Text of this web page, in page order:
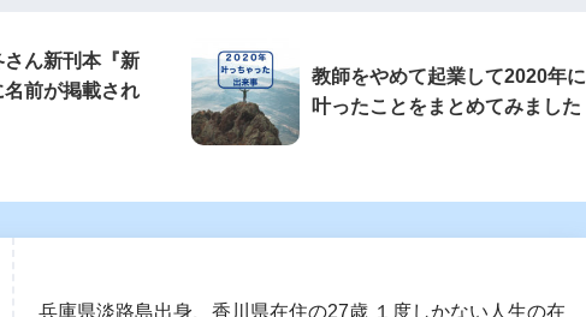
ん新刊本『新
名前が掲載され
教師をやめて起業して2020年に
叶ったことをまとめてみました
兵庫県淡路島出身、香川県在住の27歳 １度しかない人生の在